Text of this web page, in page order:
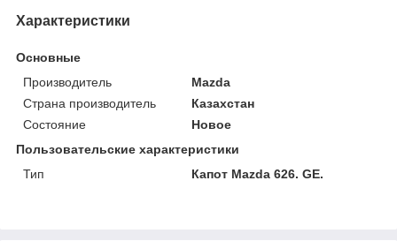
Характеристики
Основные
Производитель
Mazda
Страна производитель
Казахстан
Состояние
Новое
Пользовательские характеристики
Тип
Капот Mazda 626. GE.